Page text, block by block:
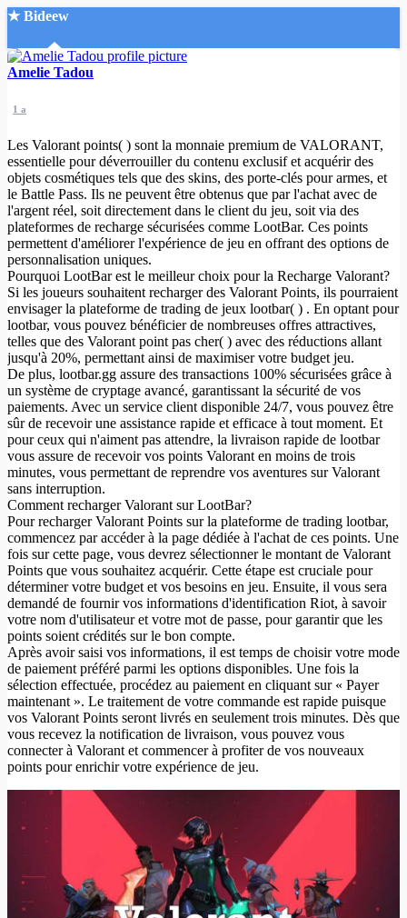
★ Bideew
Accueil
Recherche Avancée
Mon compte
Connexion
Créer un compte
Mode nuit
Amelie Tadou
1 a
Les Valorant points( ) sont la monnaie premium de VALORANT,
essentielle pour déverrouiller du contenu exclusif et acquérir des
objets cosmétiques tels que des skins, des porte-clés pour armes, et
le Battle Pass. Ils ne peuvent être obtenus que par l'achat avec de
l'argent réel, soit directement dans le client du jeu, soit via des
plateformes de recharge sécurisées comme LootBar. Ces points
permettent d'améliorer l'expérience de jeu en offrant des options de
personnalisation uniques.
Pourquoi LootBar est le meilleur choix pour la Recharge Valorant?
Si les joueurs souhaitent recharger des Valorant Points, ils pourraient
envisager la plateforme de trading de jeux lootbar( ) . En optant pour
lootbar, vous pouvez bénéficier de nombreuses offres attractives,
telles que des Valorant point pas cher( ) avec des réductions allant
jusqu'à 20%, permettant ainsi de maximiser votre budget jeu.
De plus, lootbar.gg assure des transactions 100% sécurisées grâce à
un système de cryptage avancé, garantissant la sécurité de vos
paiements. Avec un service client disponible 24/7, vous pouvez être
sûr de recevoir une assistance rapide et efficace à tout moment. Et
pour ceux qui n'aiment pas attendre, la livraison rapide de lootbar
vous assure de recevoir vos points Valorant en moins de trois
minutes, vous permettant de reprendre vos aventures sur Valorant
sans interruption.
Comment recharger Valorant sur LootBar?
Pour recharger Valorant Points sur la plateforme de trading lootbar,
commencez par accéder à la page dédiée à l'achat de ces points. Une
fois sur cette page, vous devrez sélectionner le montant de Valorant
Points que vous souhaitez acquérir. Cette étape est cruciale pour
déterminer votre budget et vos besoins en jeu. Ensuite, il vous sera
demandé de fournir vos informations d'identification Riot, à savoir
votre nom d'utilisateur et votre mot de passe, pour garantir que les
points soient crédités sur le bon compte.
Après avoir saisi vos informations, il est temps de choisir votre mode
de paiement préféré parmi les options disponibles. Une fois la
sélection effectuée, procédez au paiement en cliquant sur « Payer
maintenant ». Le traitement de votre commande est rapide puisque
vos Valorant Points seront livrés en seulement trois minutes. Dès que
vous recevez la notification de livraison, vous pouvez vous
connecter à Valorant et commencer à profiter de vos nouveaux
points pour enrichir votre expérience de jeu.